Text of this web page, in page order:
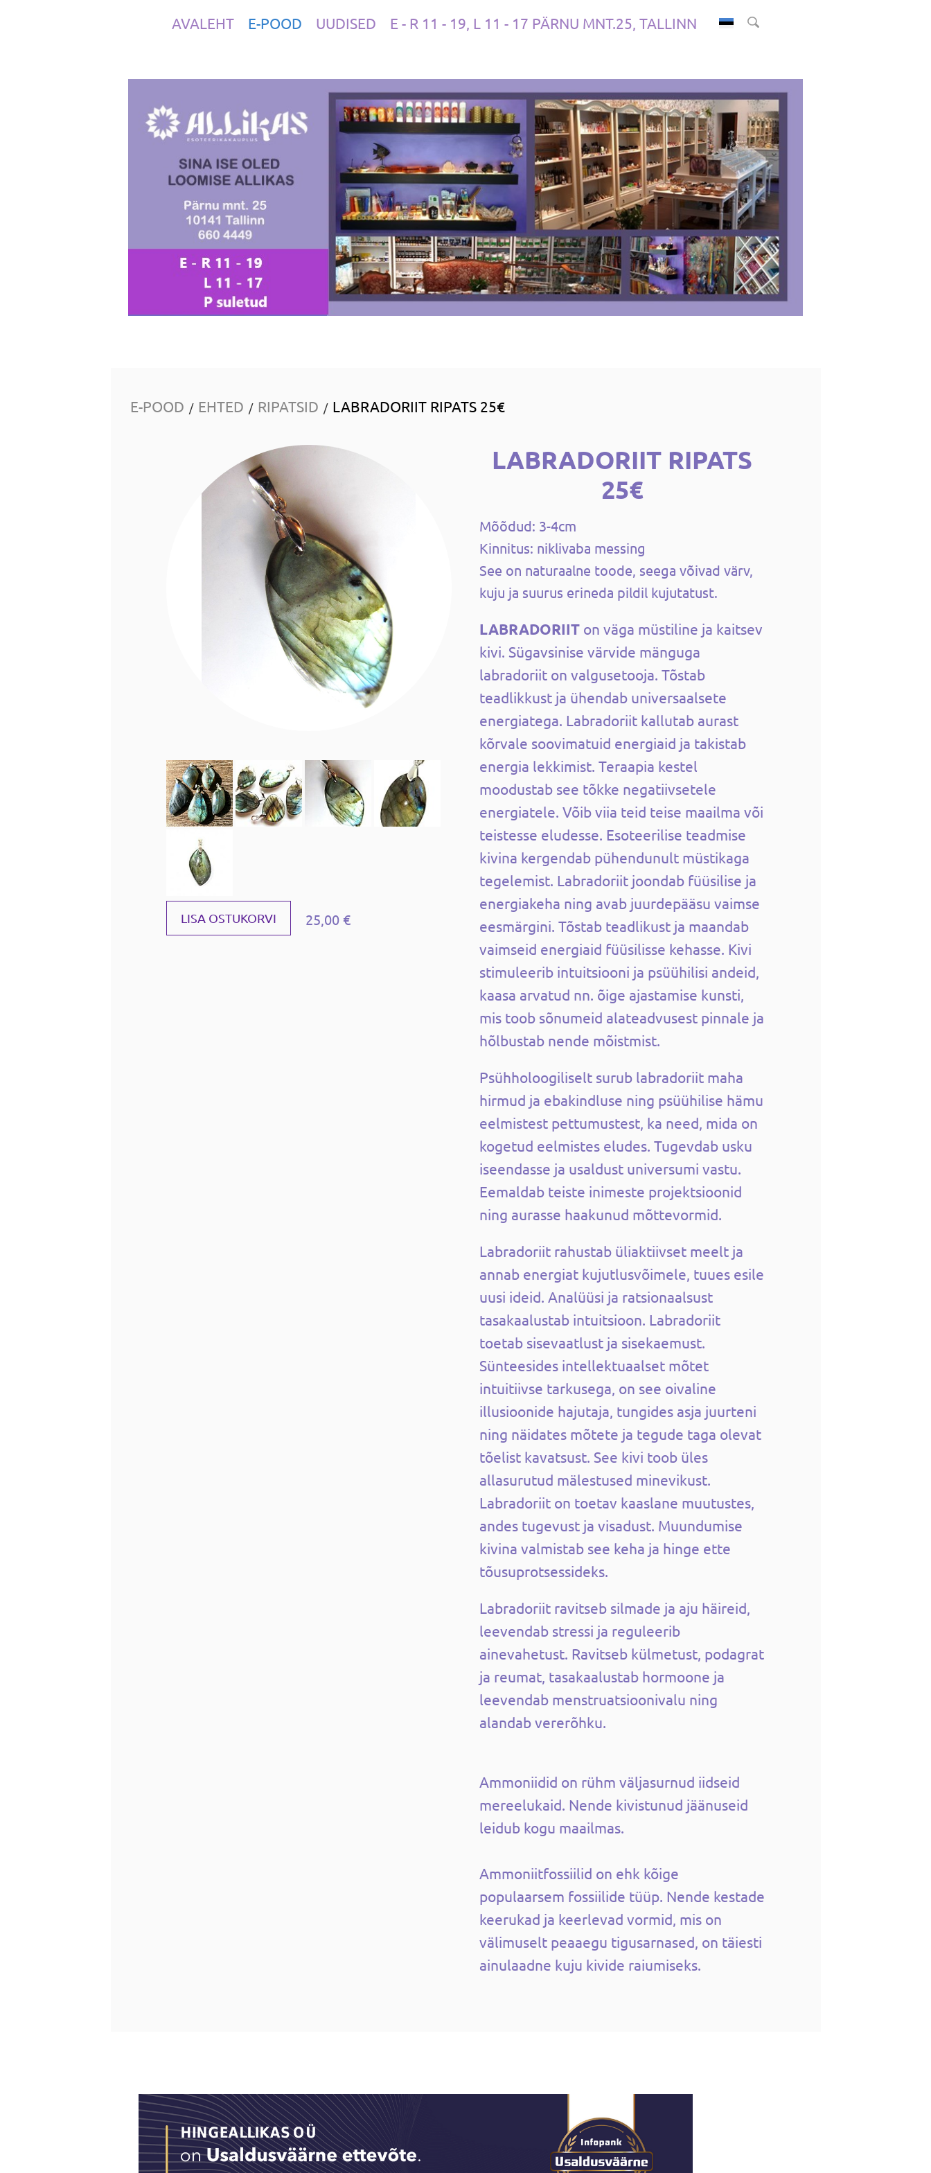
AVALEHT E-POOD UUDISED E - R 11 - 19, L 11 - 17 PÄRNU MNT.25, TALLINN
E-POOD / EHTED / RIPATSID / LABRADORIIT RIPATS 25€
LISA OSTUKORVI 25,00 €
LABRADORIIT RIPATS
25€
Mõõdud: 3-4cm
Kinnitus: niklivaba messing
See on naturaalne toode, seega võivad värv,
kuju ja suurus erineda pildil kujutatust.
LABRADORIIT on väga müstiline ja kaitsev
kivi. Sügavsinise värvide mänguga
labradoriit on valgusetooja. Tõstab
teadlikkust ja ühendab universaalsete
energiatega. Labradoriit kallutab aurast
kõrvale soovimatuid energiaid ja takistab
energia lekkimist. Teraapia kestel
moodustab see tõkke negatiivsetele
energiatele. Võib viia teid teise maailma või
teistesse eludesse. Esoteerilise teadmise
kivina kergendab pühendunult müstikaga
tegelemist. Labradoriit joondab füüsilise ja
energiakeha ning avab juurdepääsu vaimse
eesmärgini. Tõstab teadlikust ja maandab
vaimseid energiaid füüsilisse kehasse. Kivi
stimuleerib intuitsiooni ja psüühilisi andeid,
kaasa arvatud nn. õige ajastamise kunsti,
mis toob sõnumeid alateadvusest pinnale ja
hõlbustab nende mõistmist.
Psühholoogiliselt surub labradoriit maha
hirmud ja ebakindluse ning psüühilise hämu
eelmistest pettumustest, ka need, mida on
kogetud eelmistes eludes. Tugevdab usku
iseendasse ja usaldust universumi vastu.
Eemaldab teiste inimeste projektsioonid
ning aurasse haakunud mõttevormid.
Labradoriit rahustab üliaktiivset meelt ja
annab energiat kujutlusvõimele, tuues esile
uusi ideid. Analüüsi ja ratsionaalsust
tasakaalustab intuitsioon. Labradoriit
toetab sisevaatlust ja sisekaemust.
Sünteesides intellektuaalset mõtet
intuitiivse tarkusega, on see oivaline
illusioonide hajutaja, tungides asja juurteni
ning näidates mõtete ja tegude taga olevat
tõelist kavatsust. See kivi toob üles
allasurutud mälestused minevikust.
Labradoriit on toetav kaaslane muutustes,
andes tugevust ja visadust. Muundumise
kivina valmistab see keha ja hinge ette
tõusuprotsessideks.
Labradoriit ravitseb silmade ja aju häireid,
leevendab stressi ja reguleerib
ainevahetust. Ravitseb külmetust, podagrat
ja reumat, tasakaalustab hormoone ja
leevendab menstruatsioonivalu ning
alandab vererõhku.
Ammoniidid on rühm väljasurnud iidseid
mereelukaid. Nende kivistunud jäänuseid
leidub kogu maailmas.
Ammoniitfossiilid on ehk kõige
populaarsem fossiilide tüüp. Nende kestade
keerukad ja keerlevad vormid, mis on
välimuselt peaaegu tigusarnased, on täiesti
ainulaadne kuju kivide raiumiseks.